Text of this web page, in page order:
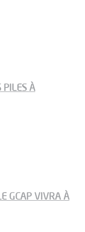
PILES À
GCAP VIVRA À